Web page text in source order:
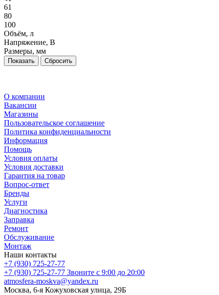
61
80
100
Объём, л
Напряжение, В
Размеры, мм
Сбросить
О компании
Вакансии
Магазины
Пользовательское соглашение
Политика конфиденциальности
Информация
Помощь
Условия оплаты
Условия доставки
Гарантия на товар
Вопрос-ответ
Бренды
Услуги
Диагностика
Заправка
Ремонт
Обслуживание
Монтаж
Наши контакты
+7 (930) 725-27-77
+7 (930) 725-27-77 Звоните с 9:00 до 20:00
atmosfera-moskva@yandex.ru
Москва, 6-я Кожуховская улица, 29Б